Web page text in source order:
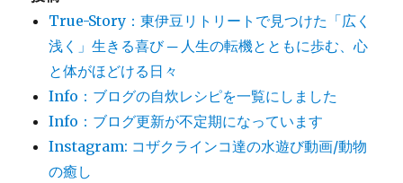
True-Story：東伊豆リトリートで見つけた「広く
浅く」生きる喜び ─ 人生の転機とともに歩む、心
と体がほどける日々
Info：ブログの自炊レシピを一覧にしました
Info：ブログ更新が不定期になっています
Instagram: コザクラインコ達の水遊び動画/動物
の癒し